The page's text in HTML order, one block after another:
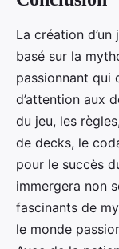
La création
basé sur la
passionnant qui
d’attention aux
du jeu, les
de decks, le
pour le succès
immergera non
fascinants de
le monde